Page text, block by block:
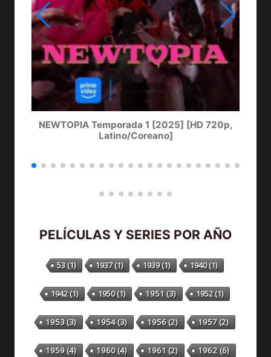
NEWTOPIA Temporada 1 [2025] [HD 720p,
Latino/Coreano]
PELÍCULAS Y SERIES POR AÑO
53(1) 1937(1) 1939(1) 1940(1)
1942(1) 1950(1) 1951 (3) 1952(1)
1953(3) 1954(3) 1956(2) 1957(2)
1959(4) 1960(4) 1961 (2) 1962(6)